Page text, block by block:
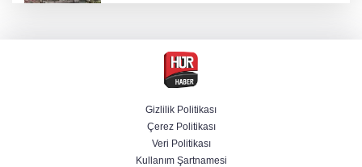
CHP'li belediye başkanın yazışmaları rüşvet
ağını ortaya koydu
Serdal Adalı'dan Salah açıklaması!
''Transferini biz istemedik''
Gizlilik Politikası
Çerez Politikası
Veri Politikası
Kullanım Şartnamesi